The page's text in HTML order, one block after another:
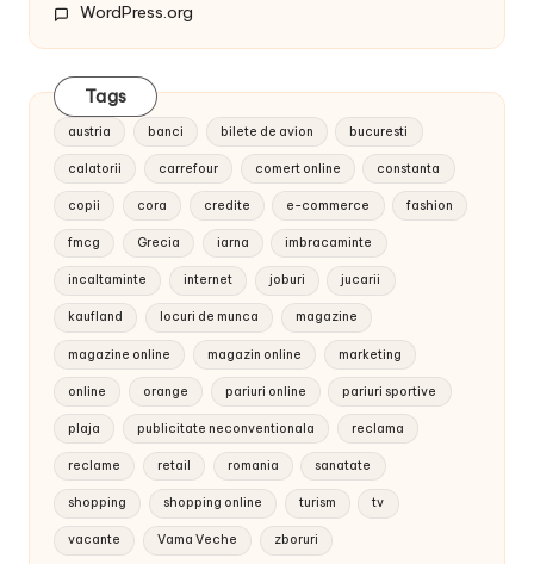
WordPress.org
Tags
austria banci bilete de avion bucuresti
calatorii carrefour comert online constanta
copii cora credite e-commerce fashion
fmcg Grecia iarna imbracaminte
incaltaminte internet joburi jucarii
kaufland locuri de munca magazine
magazine online magazin online marketing
online orange pariuri online pariuri sportive
plaja publicitate neconventionala reclama
reclame retail romania sanatate
shopping shopping online turism tv
vacante Vama Veche zboruri